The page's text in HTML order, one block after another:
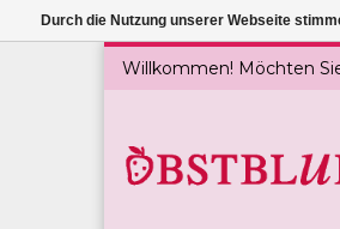
Willkommen! Möchten
Durch die Nutzung unserer Webseite